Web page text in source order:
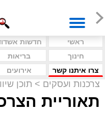
ראשי חדשות
חינוך
בריאות
צרו איתנו קשר
אירועים
צרכנות ועסקים > תוכן
תאוריית